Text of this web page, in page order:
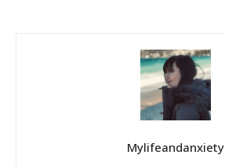
Mylifeandanxiety